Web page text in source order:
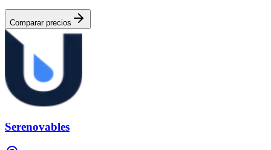
Comparar precios
Serenovables